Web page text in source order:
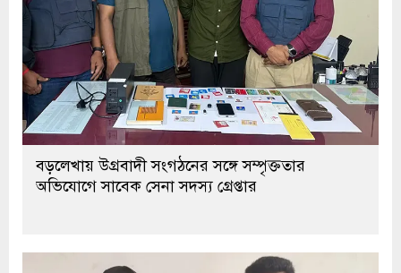
বড়লেখায় উগ্রবাদী সংগঠনের সঙ্গে সম্পৃক্ততার
অভিযোগে সাবেক সেনা সদস্য গ্রেপ্তার